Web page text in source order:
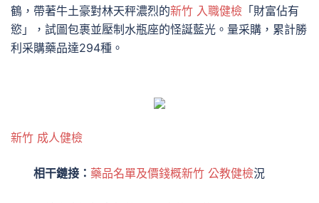
鶴，帶著牛土豪對林天秤濃烈的新竹 入職健檢 「財富佔有
慾」，試圖包裹並壓制水瓶座的怪誕藍光。量采購，累計勝
利采購藥品達294種。
新竹 成人健檢
相干鏈接： 藥品名單及價錢概新竹 公教健檢況